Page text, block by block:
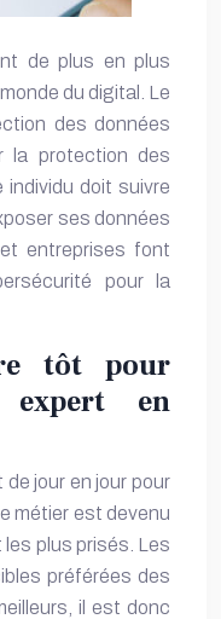
de plus en plus
du digital. Le
des données
la protection des
individu doit suivre
ses données
entreprises font
pour la
tôt pour
en
jour en jour pour
métier est devenu
plus prisés. Les
préférées des
il est donc